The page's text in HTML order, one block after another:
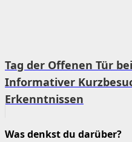
Tag der Offenen Tür
Informativer
Erkenntnissen
Was denkst du darüber?